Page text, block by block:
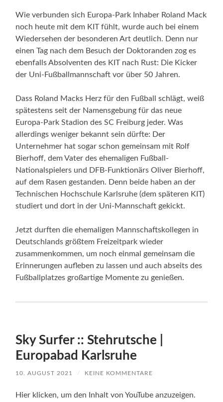
Wie verbunden sich Europa-Park Inhaber Roland Mack
noch heute mit dem KIT fühlt, wurde auch bei einem
Wiedersehen der besonderen Art deutlich. Denn nur
einen Tag nach dem Besuch der Doktoranden zog es
ebenfalls Absolventen des KIT nach Rust: Die Kicker
der Uni-Fußballmannschaft vor über 50 Jahren.
Dass Roland Macks Herz für den Fußball schlägt, weiß
spätestens seit der Namensgebung für das neue
Europa-Park Stadion des SC Freiburg jeder. Was
allerdings weniger bekannt sein dürfte: Der
Unternehmer hat sogar schon gemeinsam mit Rolf
Bierhoff, dem Vater des ehemaligen Fußball-
Nationalspielers und DFB-Funktionärs Oliver Bierhoff,
auf dem Rasen gestanden. Denn beide haben an der
Technischen Hochschule Karlsruhe (dem späteren KIT)
studiert und dort in der Uni-Mannschaft gekickt.
Jetzt durften die ehemaligen Mannschaftskollegen in
Deutschlands größtem Freizeitpark wieder
zusammenkommen, um noch einmal gemeinsam die
Erinnerungen aufleben zu lassen und auch abseits des
Fußballplatzes großartige Momente zu genießen.
Sky Surfer :: Stehrutsche |
Europabad Karlsruhe
10. AUGUST 2021 / KEINE KOMMENTARE
„Sky
Hier klicken, um den Inhalt von YouTube anzuzeigen.